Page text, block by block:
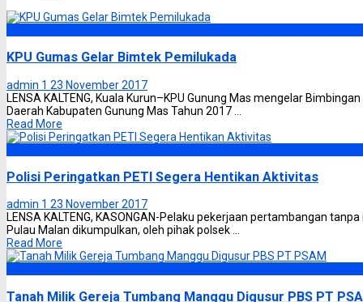
KPU Gumas Gelar Bimtek Pemilukada
admin 1 23 November 2017
LENSA KALTENG, Kuala Kurun–KPU Gunung Mas mengelar
Daerah Kabupaten Gunung Mas Tahun 2017 ...
Read More
Polisi Peringatkan PETI Segera Hentikan Aktivitas
admin 1 23 November 2017
LENSA KALTENG, KASONGAN-Pelaku pekerjaan pertambangan
Pulau Malan dikumpulkan, oleh pihak polsek ...
Read More
Tanah Milik Gereja Tumbang Manggu Digusur PBS PT